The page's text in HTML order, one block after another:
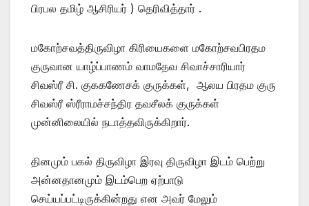
பிரபல தமிழ் ஆசிரியர் ) தெரிவித்தார் .
மகோற்சவத்திருவிழா கிரியைகளை மகோற்சவபிரதம
குருவான யாழ்ப்பாணம் வாமதேவ சிவாச்சாரியார்
சிவஸ்ரீ சி. குககணேசக் குருக்கள், ஆலய பிரதம குரு
சிவஸ்ரீ ஸ்ரீராமச்சந்திர தவசீலக் குருக்கள்
முன்னிலையில் நடாத்தவிருக்கிறார்.
தினமும் பகல் திருவிழா இரவு திருவிழா இடம் பெற்று
அன்னதானமும் இடம்பெற ஏற்பாடு
செய்யப்பட்டிருக்கின்றது என அவர் மேலும்